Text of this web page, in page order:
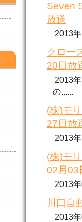
Seven
放送
2013
クロー
20日放
2013
の......
(株)モ
27日放
2013
(株)モ
02月03
2013
川口自
2013